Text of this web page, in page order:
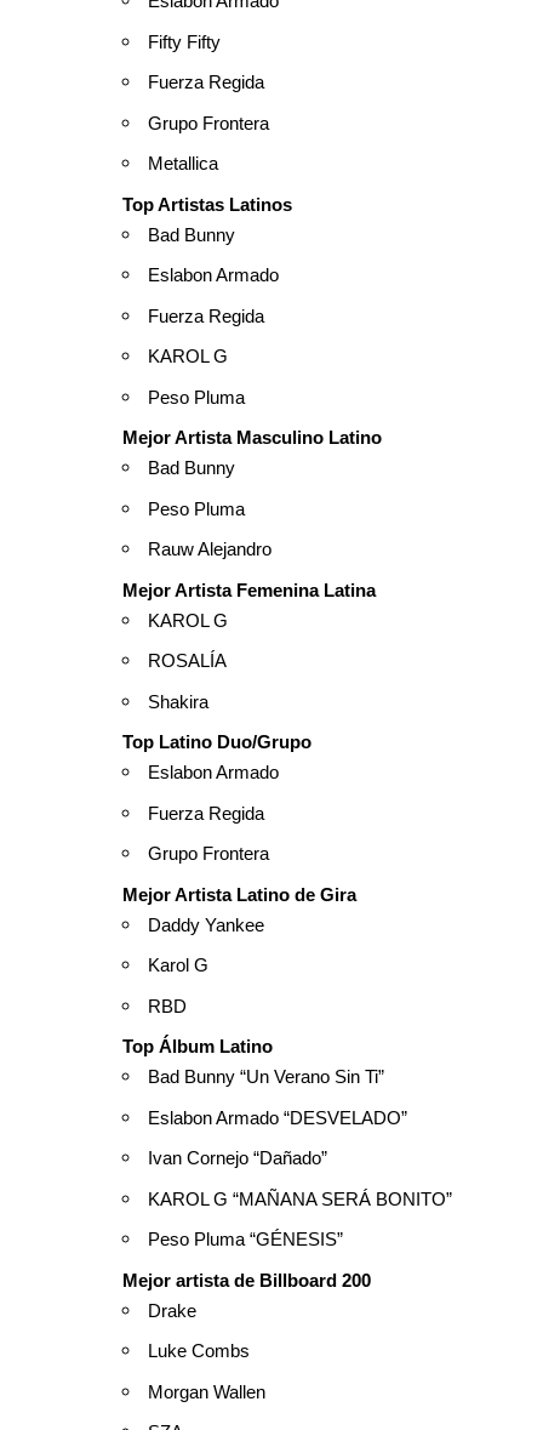
Fifty Fifty
Fuerza Regida
Grupo Frontera
Metallica
Top Artistas Latinos
Bad Bunny
Eslabon Armado
Fuerza Regida
KAROL G
Peso Pluma
Mejor Artista Masculino Latino
Bad Bunny
Peso Pluma
Rauw Alejandro
Mejor Artista Femenina Latina
KAROL G
ROSALÍA
Shakira
Top Latino Duo/Grupo
Eslabon Armado
Fuerza Regida
Grupo Frontera
Mejor Artista Latino de Gira
Daddy Yankee
Karol G
RBD
Top Álbum Latino
Bad Bunny “Un Verano Sin Ti”
Eslabon Armado “DESVELADO”
Ivan Cornejo “Dañado”
KAROL G “MAÑANA SERÁ BONITO”
Peso Pluma “GÉNESIS”
Mejor artista de Billboard 200
Drake
Luke Combs
Morgan Wallen